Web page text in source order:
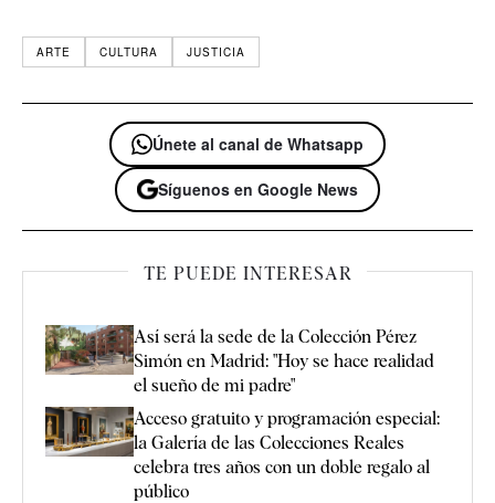
ARTE CULTURA JUSTICIA
Únete al canal de Whatsapp
Síguenos en Google News
TE PUEDE INTERESAR
Así será la sede de la Colección Pérez
Simón en Madrid: "Hoy se hace realidad
el sueño de mi padre"
Acceso gratuito y programación especial:
la Galería de las Colecciones Reales
celebra tres años con un doble regalo al
público